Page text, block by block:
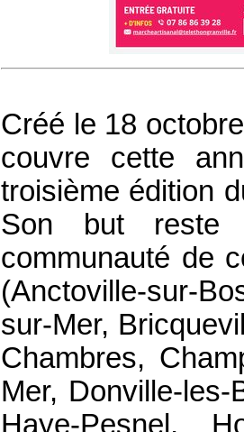
Créé le 18
couvre cette
troisième édition
Son but reste
communauté de
(Anctoville-sur-
sur-Mer,
Chambres,
Mer, Donville-
Haye-Pesnel,